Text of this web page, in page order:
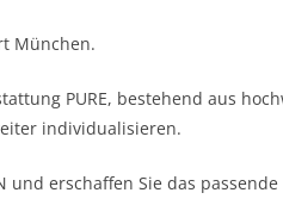
München.
PURE, bestehend aus
individualisieren.
und erschaffen Sie das